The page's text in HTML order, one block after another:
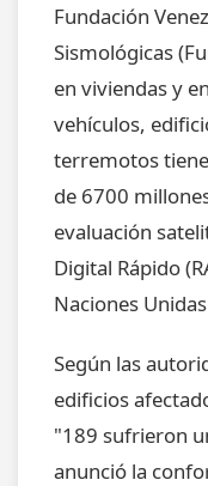
Fundación
Sismológicas
en viviendas y
vehículos,
terremotos
de 6700
evaluación
Digital Rápido
Naciones
Según las
edificios
"189 sufrieron
anunció la